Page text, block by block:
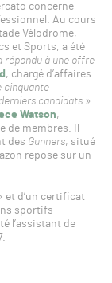
concerne
Au cours
Vélodrome,
et Sports, a été
répondu à une offre
, chargé d’affaires
cinquante
candidats ».
Watson,
de membres. Il
des Gunners, situé
repose sur un
et d’un certificat
sportifs
l’assistant de